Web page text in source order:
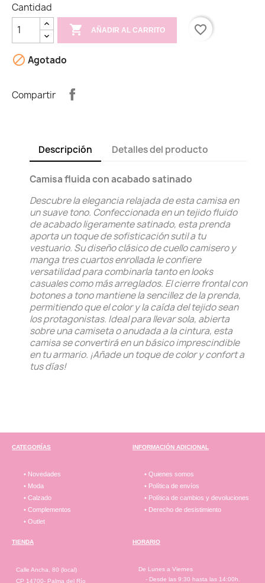
Cantidad
 AÑADIR AL CARRITO favorite_border
 Agotado
Compartir
Descripción Detalles del producto
Camisa fluida con acabado satinado
Descubre la elegancia relajada de esta camisa en
un suave tono. Confeccionada en un tejido fluido
de acabado ligeramente satinado, esta prenda
aporta un toque de sofisticación sutil a tu
vestuario. Su diseño clásico de cuello camisero y
manga tres cuartos enrollada le confiere
versatilidad para combinarla tanto en looks
casuales como más arreglados. El cierre frontal con
botones a tono mantiene la sencillez de la prenda,
permitiendo que el color y la caída del tejido sean
los protagonistas. Ideal para llevar sola, abierta
sobre una camiseta o anudada a la cintura, esta
camisa se convertirá en un básico imprescindible
en tu armario. ¡Añade un toque de color y confort a
tus días!
CATEGORÍAS
• Novedades
• Moda
• Calzado
• Complementos
• Outlet
INFORMACIÓN ADICIONAL
• Quienes somos
• Política de envíos
• Política de cambios y devoluciones
• Derecho de desistimiento
TIENDA
Calle Ancha, 80 (local)
CP 14700- Palma del Río
HORARIO
De Lunes a Viernes
- Desde las 9:30 hasta las 14:00h.